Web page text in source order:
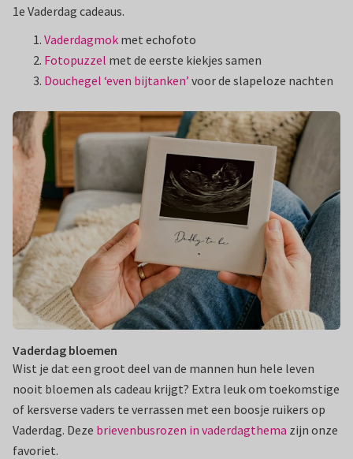
1e Vaderdag cadeaus.
Vaderdagmok met echofoto
Fotopuzzel met de eerste kiekjes samen
Douchegel ‘even bijtanken’ voor de slapeloze nachten
Vaderdag bloemen
Wist je dat een groot deel van de mannen hun hele leven
nooit bloemen als cadeau krijgt? Extra leuk om toekomstige
of kersverse vaders te verrassen met een boosje ruikers op
Vaderdag. Deze brievenbusrozen in vaderdagthema zijn onze
favoriet.